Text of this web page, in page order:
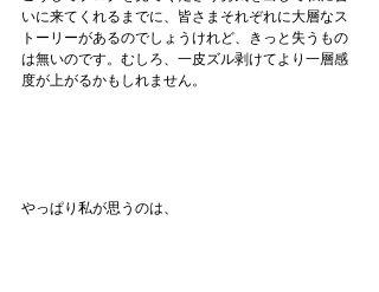
いに来てくれるまでに、皆さまそれぞれに大層なス
トーリーがあるのでしょうけれど、きっと失うもの
は無いのです。むしろ、一皮ズル剥けてより一層感
度が上がるかもしれません。
やっぱり私が思うのは、